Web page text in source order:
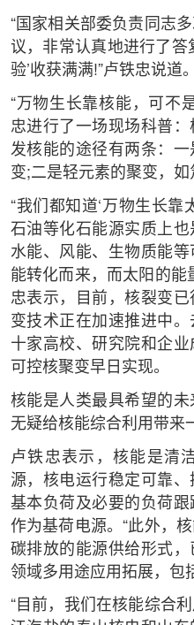
“国家相关部委负责同志
议，非常认真地进行了答
验’收获满满!”卢铁忠说道。
“万物生长靠核能，可不
忠进行了一场现场科普
发核能的途径有两条：
变;二是轻元素的聚变，如
“我们都知道‘万物生长靠
石油等化石能源实质上也
水能、风能、生物质能
能转化而来，而太阳的能
忠表示，目前，核裂变
变技术正在加速推进中
十家高校、研究院和企
可控核聚变早日实现。
核能是人类最具希望的未
无疑给核能综合利用带来
卢铁忠表示，核能是清
源，核电运行稳定可靠
基本负荷及必要的负荷
作为基荷电源。“此外，
碳排放的能源供给形式
领域多用途应用拓展，包
“目前，我们在核能综合